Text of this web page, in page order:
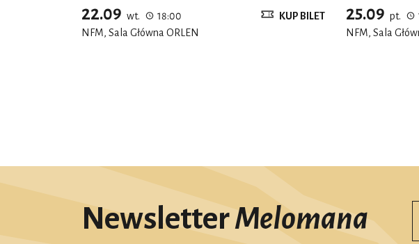
22.09 wt.
18:00
NFM, Sala Główna ORLEN
KUP BILET 25.09 pt.
NFM, Sala
NewsletterMelomana